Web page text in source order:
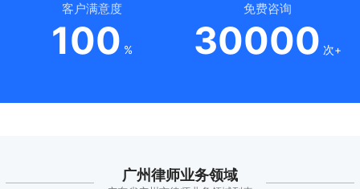
客户满意度
100 %
免费咨询
30000 次+
广州律师业务领域